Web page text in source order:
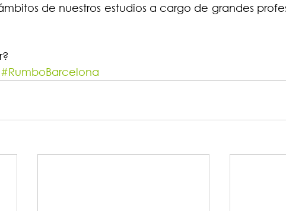
de nuestros estudios a cargo de grandes
#RumboBarcelona